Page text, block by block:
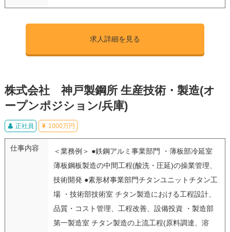
求人詳細を見る
株式会社 神戸製鋼所 生産技術・製造(オ
ープンポジション/兵庫)
正社員 1000万円
仕事内容
＜業務例＞ ●鉄鋼アルミ事業部門 ・薄板部冷延室
薄板鋼板製造の中間工程(酸洗・圧延)の操業管理、
技術開発 ●素形材事業部門チタンユニットチタン工
場 ・技術部技術室 チタン製造における工程設計、
品質・コスト管理、工程改善、設備投資 ・製造部
第一製造室 チタン製造の上流工程(原料調達、溶